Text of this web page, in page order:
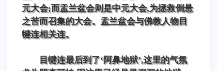
元大会;而盂兰盆会则是中元大会,为拯救倒悬
之苦而召集的大会。盂兰盆会与佛教人物目
犍连相关连。
目犍连最后到了‘阿鼻地狱’,这里的气氛